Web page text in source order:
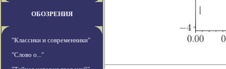
ОБОЗРЕНИЯ
"Классики и современники"
"Слово о..."